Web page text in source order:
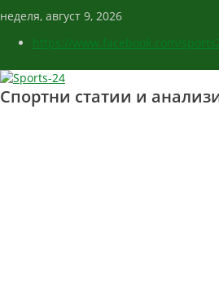
неделя, август 9, 2026
https://www.facebook.com/
Спортни статии и